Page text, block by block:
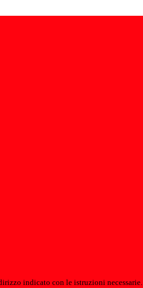
indicato con le istruzioni necessarie.